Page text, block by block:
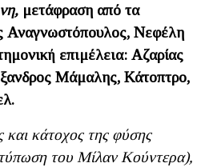
μετάφραση από τα
Αναγνωστόπουλος, Νεφέλη
επιμέλεια: Αζαρίας
Μάμαλης, Κάτοπτρο,
κάτοχος της φύσης
του Μίλαν Κούντερα),